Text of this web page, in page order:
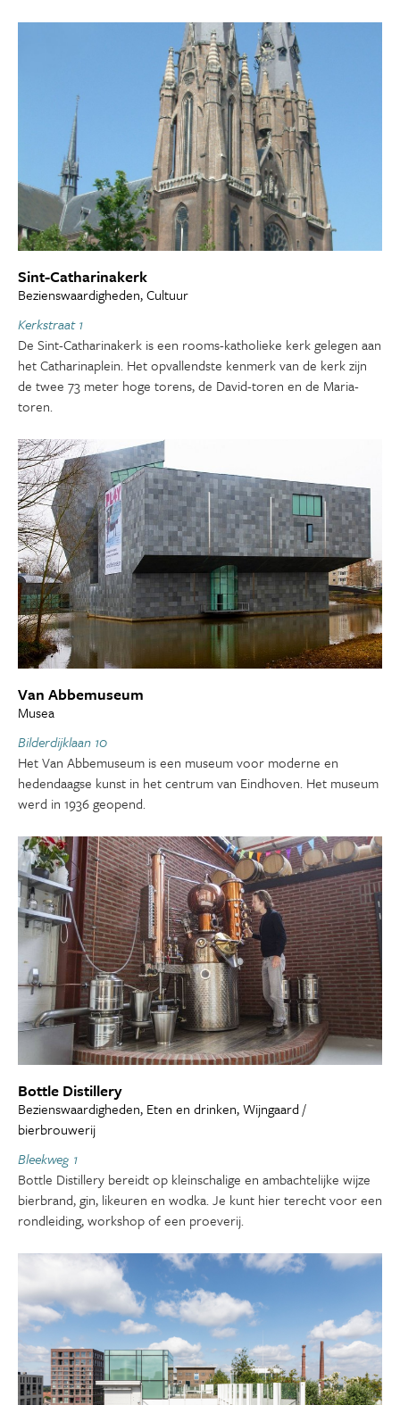
Sint-Catharinakerk
Bezienswaardigheden, Cultuur
Kerkstraat 1
De Sint-Catharinakerk is een rooms-katholieke kerk gelegen aan
het Catharinaplein. Het opvallendste kenmerk van de kerk zijn
de twee 73 meter hoge torens, de David-toren en de Maria-
toren.
Van Abbemuseum
Musea
Bilderdijklaan 10
Het Van Abbemuseum is een museum voor moderne en
hedendaagse kunst in het centrum van Eindhoven. Het museum
werd in 1936 geopend.
Bottle Distillery
Bezienswaardigheden, Eten en drinken, Wijngaard /
bierbrouwerij
Bleekweg 1
Bottle Distillery bereidt op kleinschalige en ambachtelijke wijze
bierbrand, gin, likeuren en wodka. Je kunt hier terecht voor een
rondleiding, workshop of een proeverij.